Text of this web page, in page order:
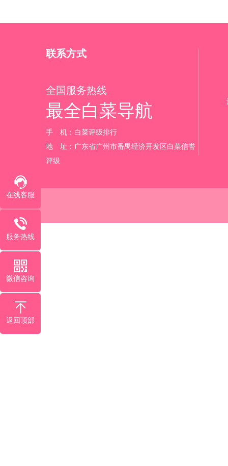
联系方式
全国服务热线
最全白菜导航
手 机：白菜评级排行‬
地 址：广东省广州市番禺经济开发区白菜信誉
评级
在线客服
服务热线
微信咨询
返回顶部